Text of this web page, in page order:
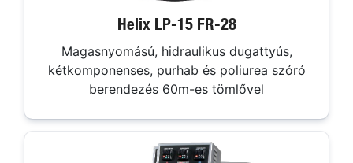
Helix LP-15 FR-28
Magasnyomású, hidraulikus dugattyús,
kétkomponenses, purhab és poliurea szóró
berendezés 60m-es tömlővel